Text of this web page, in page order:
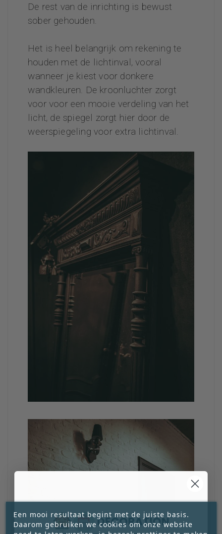
De rest van de inrichting is bewust
sober gehouden.
Het is heel belangrijk om rekening te
houden met de lichtinval, vooral
wanneer je kiest voor donkere
wandkleuren. De kroonluchter zorgt
voor voor een mooie verdeling van het
licht, de spiegel zorgt hier door de
weerspiegeling voor extra lichtinval.
Een mooi resultaat begint met de juiste basis.
Daarom gebruiken we cookies om onze website